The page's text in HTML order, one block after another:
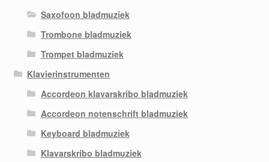
Saxofoon bladmuziek
Trombone bladmuziek
Trompet bladmuziek
Klavierinstrumenten
Accordeon klavarskribo bladmuziek
Accordeon notenschrift bladmuziek
Keyboard bladmuziek
Klavarskribo bladmuziek